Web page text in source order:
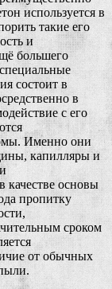
используется в
такие его
и
большего
состоит в
в
с его
Именно они
капилляры и
качестве основы
пропитку
сроком
от обычных